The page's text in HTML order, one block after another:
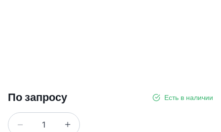
По запросу Есть в наличии